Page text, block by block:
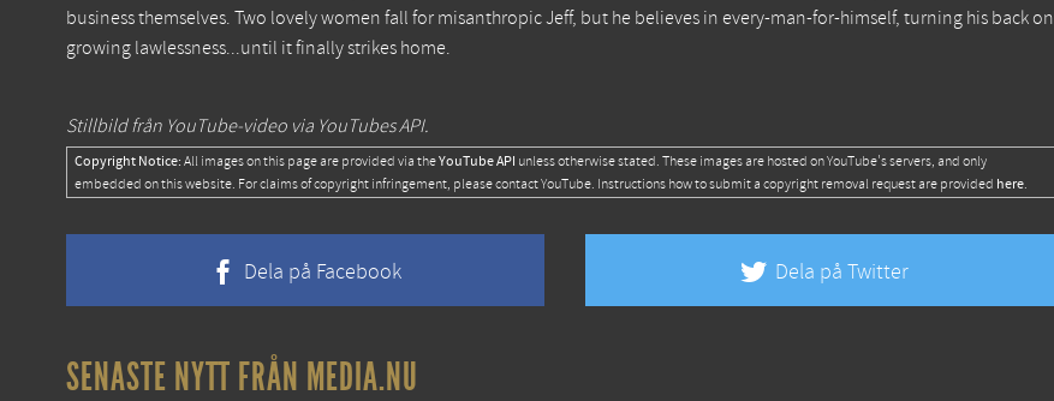
business themselves. Two lovely women fall for misanthropic Jeff, but he believes in every-man-for-himself, turning his back on
growing lawlessness...until it finally strikes home.
Stillbild från YouTube-video via YouTubes API.
Copyright Notice: All images on this page are provided via theYouTube API unless otherwise stated. These images are hosted on YouTube's servers, and only
embedded on this website. For claims of copyright infringement, please contact YouTube. Instructions how to submit a copyright removal request are provided here.
Dela på Facebook Dela på Twitter
SENASTE NYTT FRÅN MEDIA.NU